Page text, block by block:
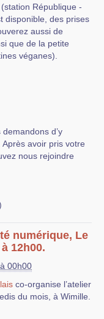
République -
disponible, des prises
aussi de
que de la petite
véganes).
d’y
avoir pris votre
nous rejoindre
numérique, Le
12h00.
00h00
co-organise l’atelier
du mois, à Wimille.